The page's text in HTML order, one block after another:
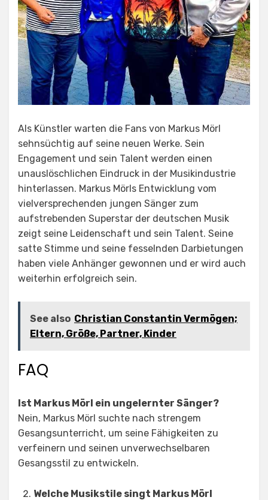
Als Künstler warten die Fans von Markus Mörl
sehnsüchtig auf seine neuen Werke. Sein
Engagement und sein Talent werden einen
unauslöschlichen Eindruck in der Musikindustrie
hinterlassen. Markus Mörls Entwicklung vom
vielversprechenden jungen Sänger zum
aufstrebenden Superstar der deutschen Musik
zeigt seine Leidenschaft und sein Talent. Seine
satte Stimme und seine fesselnden Darbietungen
haben viele Anhänger gewonnen und er wird auch
weiterhin erfolgreich sein.
See also Christian Constantin Vermögen;
Eltern, Größe, Partner, Kinder
FAQ
Ist Markus Mörl ein ungelernter Sänger?
Nein, Markus Mörl suchte nach strengem
Gesangsunterricht, um seine Fähigkeiten zu
verfeinern und seinen unverwechselbaren
Gesangsstil zu entwickeln.
Welche Musikstile singt Markus Mörl